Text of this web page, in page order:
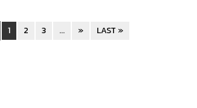
1 2 3 ... » LAST »